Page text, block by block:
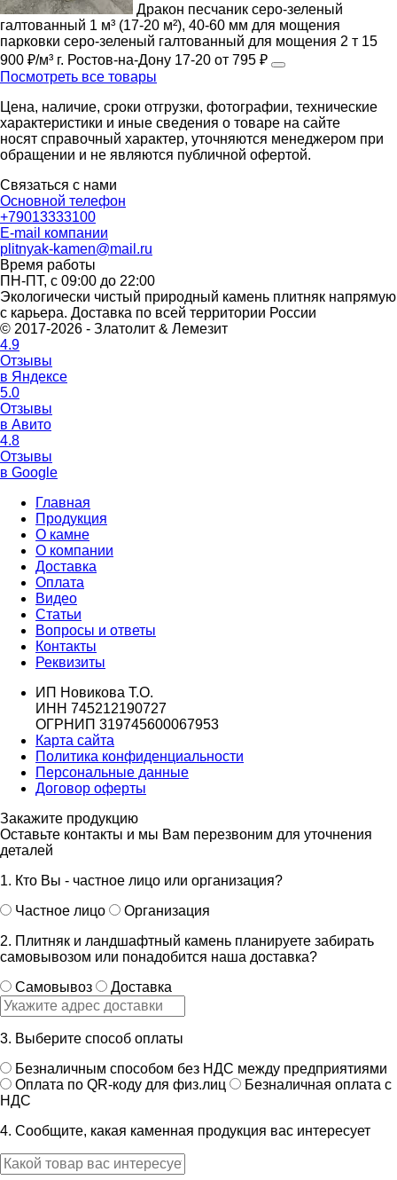
Дракон песчаник серо-зеленый
галтованный 1 м³ (17-20 м²), 40-60 мм для мощения
парковки серо-зеленый галтованный для мощения 2 т 15
900 ₽/м³ г. Ростов-на-Дону 17-20 от 795 ₽
Посмотреть все товары
Цена, наличие, сроки отгрузки, фотографии, технические
характеристики и иные сведения о товаре на сайте
носят справочный характер, уточняются менеджером при
обращении и не являются публичной офертой.
Связаться с нами
Основной телефон
+79013333100
E-mail компании
plitnyak-kamen@mail.ru
Время работы
ПН-ПТ, с 09:00 до 22:00
Экологически чистый природный камень плитняк напрямую
с карьера. Доставка по всей территории России
© 2017-2026 - Златолит & Лемезит
4.9
Отзывы
в Яндексе
5.0
Отзывы
в Авито
4.8
Отзывы
в Google
Главная
Продукция
О камне
О компании
Доставка
Оплата
Видео
Статьи
Вопросы и ответы
Контакты
Реквизиты
ИП Новикова Т.О.
ИНН 745212190727
ОГРНИП 319745600067953
Карта сайта
Политика конфиденциальности
Персональные данные
Договор оферты
Закажите продукцию
Оставьте контакты и мы Вам перезвоним для уточнения
деталей
1. Кто Вы - частное лицо или организация?
Частное лицо
Организация
2. Плитняк и ландшафтный камень планируете забирать
самовывозом или понадобится наша доставка?
Самовывоз
Доставка
3. Выберите способ оплаты
Безналичным способом без НДС между предприятиями
Оплата по QR-коду для физ.лиц
Безналичная оплата с
НДС
4. Сообщите, какая каменная продукция вас интересует